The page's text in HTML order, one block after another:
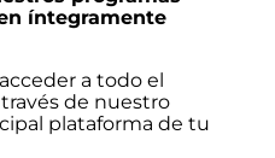
íntegramente
a todo el
de nuestro
plataforma de tu